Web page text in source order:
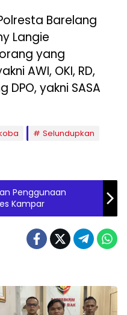
Barelang
Langie
yang
AWI, OKI, RD,
yakni SASA
Selundupkan
Penggunaan
Kampar